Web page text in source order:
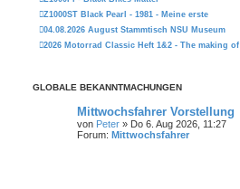
Z1000ST Black Pearl - 1981 - Meine erste
04.08.2026 August Stammtisch NSU Museum
2026 Motorrad Classic Heft 1&2 - The making of
GLOBALE BEKANNTMACHUNGEN
Mittwochsfahrer Vorstellung
von Peter » Do 6. Aug 2026, 11:27
Forum: Mittwochsfahrer